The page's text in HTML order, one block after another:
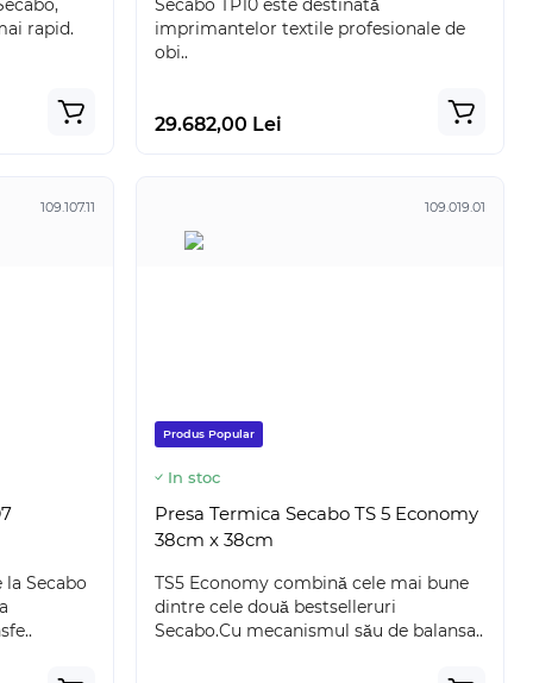
rapid.
imprimantelor textile profesionale de
obi..
29.682,00 Lei
109.107.11
Secabo
109.019.01
Produs Popular
In stoc
Presa Termica Secabo TS 5 Economy
38cm x 38cm
TS5 Economy combină cele mai bune
dintre cele două bestselleruri
Secabo.Cu mecanismul său de balansa..